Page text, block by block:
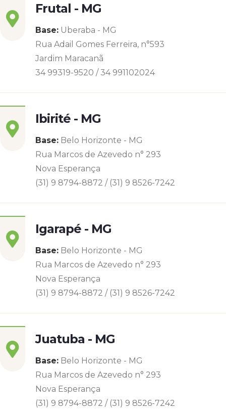
Frutal - MG
Base: Uberaba - MG
Rua Adail Gomes Ferreira, n°593
Jardim Maracanã
34 99319-9520 / 34 991102024
Ibirité - MG
Base: Belo Horizonte - MG
Rua Marcos de Azevedo n° 293
Nova Esperança
(31) 9 8794-8872 / (31) 9 8526-7242
Igarapé - MG
Base: Belo Horizonte - MG
Rua Marcos de Azevedo n° 293
Nova Esperança
(31) 9 8794-8872 / (31) 9 8526-7242
Juatuba - MG
Base: Belo Horizonte - MG
Rua Marcos de Azevedo n° 293
Nova Esperança
(31) 9 8794-8872 / (31) 9 8526-7242